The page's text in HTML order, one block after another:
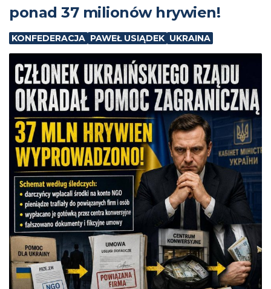
ponad 37 milionów hrywien!
KONFEDERACJA PAWEŁ USIĄDEK UKRAINA